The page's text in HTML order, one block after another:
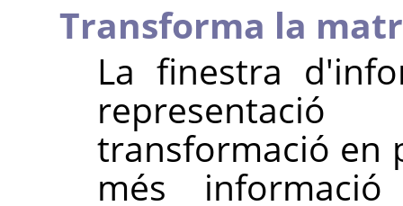
Transforma la
La finestra
transformació en
més